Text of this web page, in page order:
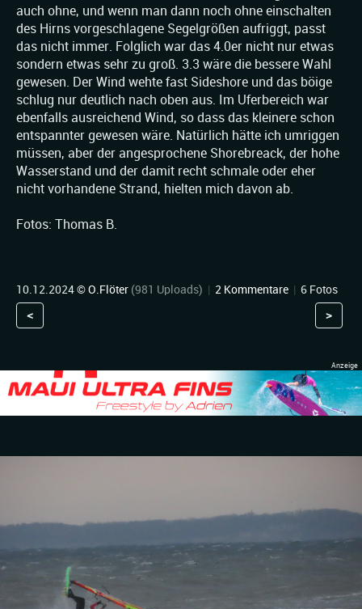
auch ohne, und wenn man dann noch ohne einschalten
des Hirns vorgeschlagene Segelgrößen aufriggt, passt
das nicht immer. Folglich war das 4.0er nicht nur etwas
sondern etwas sehr zu groß. 3.3 wäre die bessere Wahl
gewesen. Der Wind wehte fast Sideshore und das böige
schlug nur deutlich nach oben aus. Im Uferbereich war
ebenfalls ausreichend Wind, so dass das kleinere schon
entspannter gewesen wäre. Natürlich hätte ich umriggen
müssen, aber der angesprochene Shorebreack, der hohe
Wasserstand und der damit recht schmale oder eher
nicht vorhandene Strand, hielten mich davon ab.
Fotos: Thomas B.
10.12.2024 ©O.Flöter (981 Uploads) | 2 Kommentare | 6 Fotos
< >